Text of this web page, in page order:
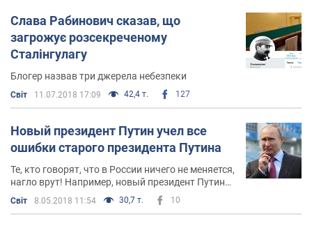
Слава Рабинович сказав, що
загрожує розсекреченому
Сталінгулагу
Блогер назвав три джерела небезпеки
Світ 11.07.2018 17:09 42,4 т. 127
Новый президент Путин учел все
ошибки старого президента Путина
Те, кто говорят, что в России ничего не меняется,
нагло врут! Например, новый президент Путин
учёл все ошибки старого президента Путина и
вместо старого премьер-министра Медведева
Світ 8.05.2018 11:54 30,7 т. 10